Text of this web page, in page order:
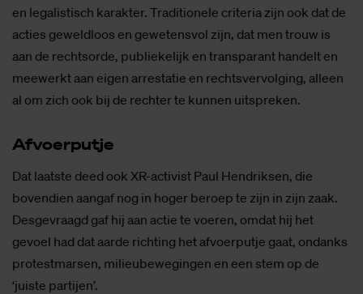
en legalistisch karakter. Traditionele criteria zijn ook dat de
acties geweldloos en gewetensvol zijn, dat men trouw is
aan de rechtsorde, publiekelijk en transparant handelt en
meewerkt aan eigen arrestatie en rechtsvervolging, alleen
al om zich ook bij de rechter te kunnen uitspreken.
Af­voer­put­je
Dat laatste deed ook XR-activist Paul Hendriksen, die
bovendien aangaf nog in hoger beroep te zijn in zijn zaak.
Desgevraagd gaf hij aan actie te voeren, omdat hij het
gevoel had dat aarde richting het afvoerputje gaat, ondanks
protestmarsen, milieubewegingen en een stem op de
‘juiste partijen’.